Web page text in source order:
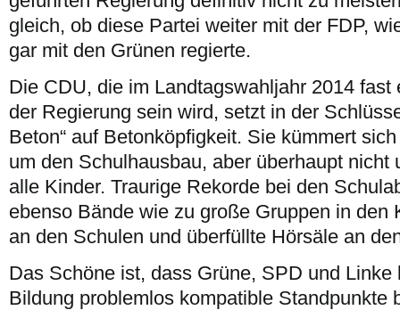
gleich, ob diese Partei weiter mit der FDP,
gar mit den Grünen regierte.
Die CDU, die im Landtagswahljahr 2014 fast
der Regierung sein wird, setzt in der
Beton“ auf Betonköpfigkeit. Sie kümmert
um den Schulhausbau, aber überhaupt nicht
alle Kinder. Traurige Rekorde bei den
ebenso Bände wie zu große Gruppen in den
an den Schulen und überfüllte Hörsäle an
Das Schöne ist, dass Grüne, SPD und Linke
Bildung problemlos kompatible Standpunkte